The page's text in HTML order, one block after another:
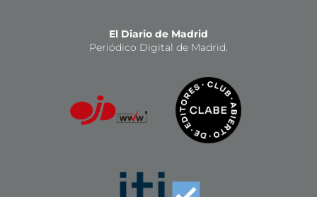
El Diario de Madrid
Periódico Digital de Madrid.